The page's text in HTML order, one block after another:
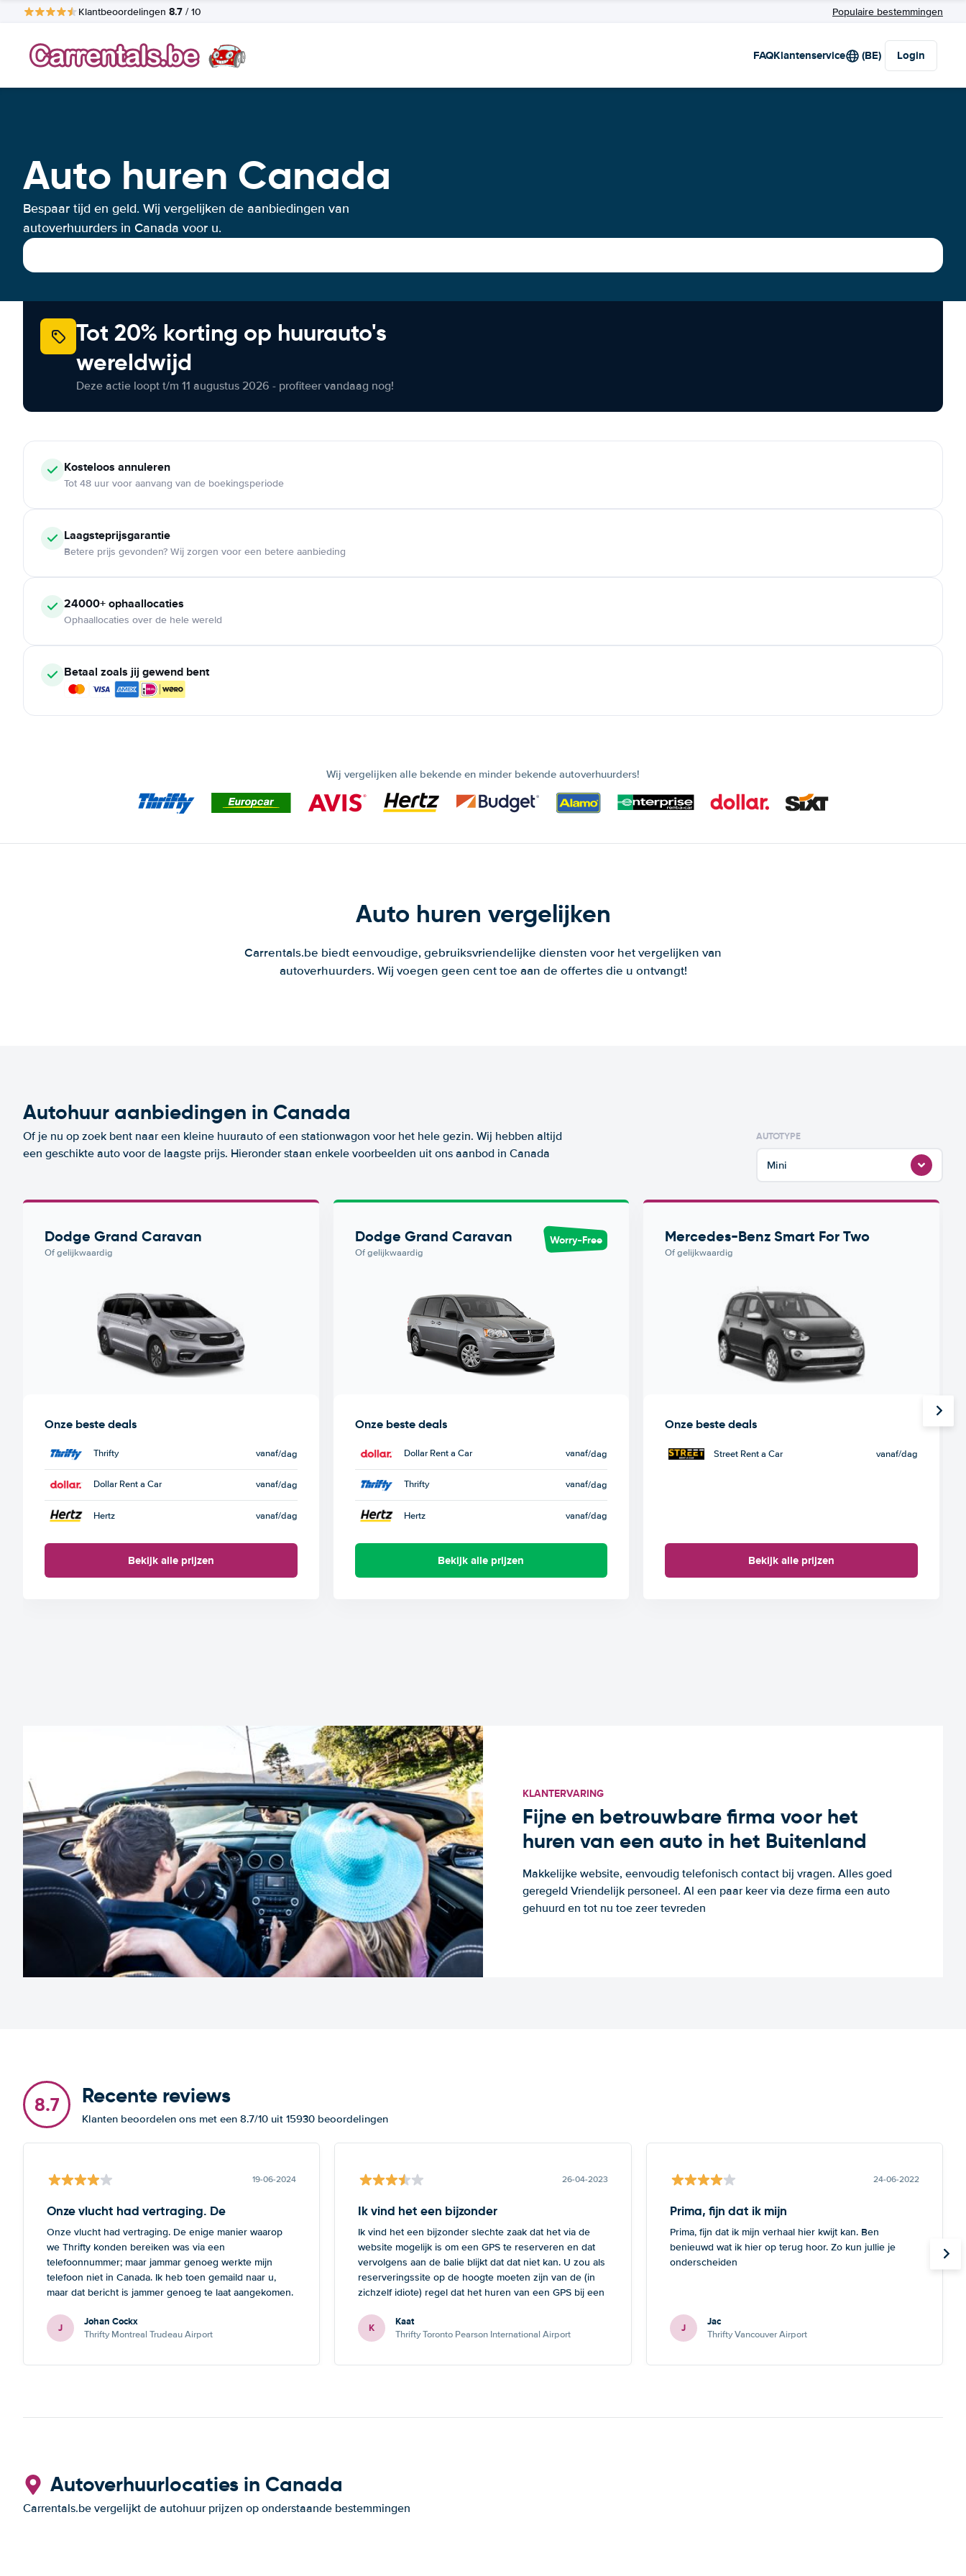
Klantbeoordelingen 8.7 / 10 Populaire bestemmingen
FAQKlantenservice (BE) Login
Auto huren Canada
Bespaar tijd en geld. Wij vergelijken de aanbiedingen van
autoverhuurders in Canada voor u.
Tot 20% korting op huurauto's
wereldwijd
Deze actie loopt t/m 11 augustus 2026 - profiteer vandaag nog!
Kosteloos annuleren
Tot 48 uur voor aanvang van de boekingsperiode
Laagsteprijsgarantie
Betere prijs gevonden? Wij zorgen voor een betere aanbieding
24000+ophaallocaties
Ophaallocaties over de hele wereld
Betaal zoals jij gewend bent
Wij vergelijken alle bekende en minder bekende autoverhuurders!
Auto huren vergelijken
Carrentals.be biedt eenvoudige, gebruiksvriendelijke diensten voor het vergelijken van
autoverhuurders. Wij voegen geen cent toe aan de offertes die u ontvangt!
Autohuur aanbiedingen in Canada
Of je nu op zoek bent naar een kleine huurauto of een stationwagon voor het hele gezin. Wij hebben altijd
een geschikte auto voor de laagste prijs. Hieronder staan enkele voorbeelden uit ons aanbod in Canada
AUTOTYPE
Mini
Dodge Grand Caravan
Of gelijkwaardig
Onze beste deals
Thrifty vanaf/dag
Dollar Rent a Car vanaf/dag
Hertz vanaf/dag
Bekijk alle prijzen
Dodge Grand Caravan
Of gelijkwaardig
Worry-Free
Onze beste deals
Dollar Rent a Car vanaf/dag
Thrifty vanaf/dag
Hertz vanaf/dag
Bekijk alle prijzen
Mercedes-Benz Smart For Two
Of gelijkwaardig
Onze beste deals
Street Rent a Car vanaf/dag
Bekijk alle prijzen
KLANTERVARING
Fijne en betrouwbare firma voor het
huren van een auto in het Buitenland
Makkelijke website, eenvoudig telefonisch contact bij vragen. Alles goed
geregeld Vriendelijk personeel. Al een paar keer via deze firma een auto
gehuurd en tot nu toe zeer tevreden
8.7 Recente reviews
Klanten beoordelen ons met een 8.7/10 uit 15930 beoordelingen
19-06-2024
Onze vlucht had vertraging. De
Onze vlucht had vertraging. De enige manier waarop
we Thrifty konden bereiken was via een
telefoonnummer; maar jammar genoeg werkte mijn
telefoon niet in Canada. Ik heb toen gemaild naar u,
maar dat bericht is jammer genoeg te laat aangekomen.
zou fijn zijn om op een andere manier contact te
kunnen nemen, bvb via mail, whatsapp, website chat, ...,
J Johan Cockx
Thrifty Montreal Trudeau Airport
26-04-2023
Ik vind het een bijzonder
Ik vind het een bijzonder slechte zaak dat het via de
website mogelijk is om een GPS te reserveren en dat
vervolgens aan de balie blijkt dat dat niet kan. U zou als
reserveringssite op de hoogte moeten zijn van de (in
zichzelf idiote) regel dat het huren van een GPS bij een
de mogelijkheid om nog een andere keuze te maken.
K Kaat
Thrifty Toronto Pearson International Airport
24-06-2022
Prima, fijn dat ik mijn
Prima, fijn dat ik mijn verhaal hier kwijt kan. Ben
benieuwd wat ik hier op terug hoor. Zo kun jullie je
onderscheiden
J Jac
Thrifty Vancouver Airport
Autoverhuurlocaties in Canada
Carrentals.be vergelijkt de autohuur prijzen op onderstaande bestemmingen